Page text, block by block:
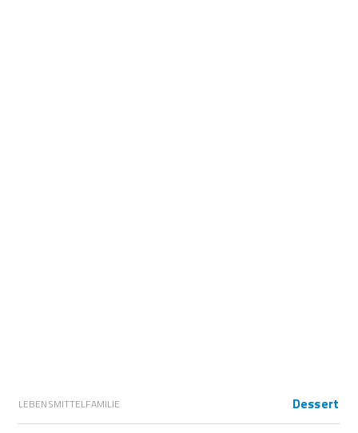
LEBENSMITTELFAMILIE Dessert